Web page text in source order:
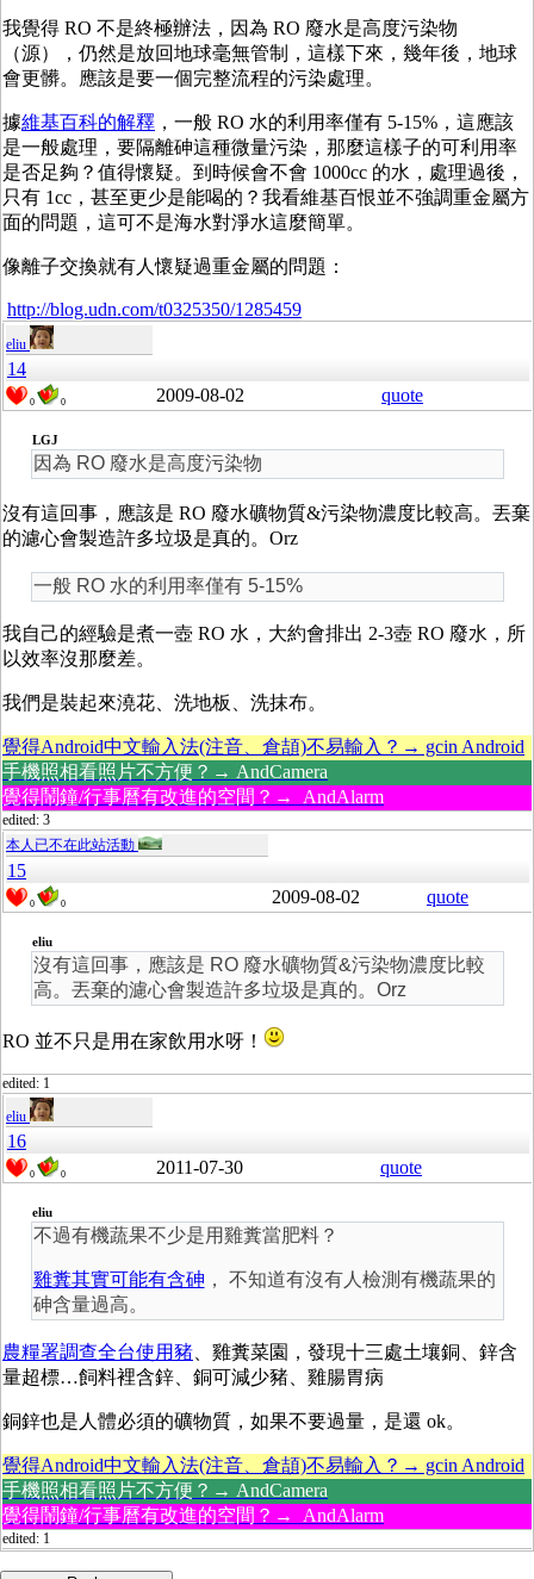
我覺得 RO 不是終極辦法，因為 RO 廢水是高度污染物
（源），仍然是放回地球毫無管制，這樣下來，幾年後，地球
會更髒。應該是要一個完整流程的污染處理。
據維基百科的解釋 ，一般 RO 水的利用率僅有 5-15%，這應該
是一般處理，要隔離砷這種微量污染，那麼這樣子的可利用率
是否足夠？值得懷疑。到時候會不會 1000cc 的水，處理過後，
只有 1cc，甚至更少是能喝的？我看維基百恨並不強調重金屬方
面的問題，這可不是海水對淨水這麼簡單。
像離子交換就有人懷疑過重金屬的問題：
http://blog.udn.com/t0325350/1285459
eliu
14
0 0 2009-08-02 quote
LGJ
因為 RO 廢水是高度污染物
沒有這回事，應該是 RO 廢水礦物質&污染物濃度比較高。丟棄
的濾心會製造許多垃圾是真的。Orz
一般 RO 水的利用率僅有 5-15%
我自己的經驗是煮一壺 RO 水，大約會排出 2-3壺 RO 廢水，所
以效率沒那麼差。
我們是裝起來澆花、洗地板、洗抹布。
覺得Android中文輸入法(注音、倉頡)不易輸入？→ gcin Android
手機照相看照片不方便？→ AndCamera
覺得鬧鐘/行事曆有改進的空間？→ AndAlarm
edited: 3
本人已不在此站活動
15
0 0 2009-08-02 quote
eliu
沒有這回事，應該是 RO 廢水礦物質&污染物濃度比較
高。丟棄的濾心會製造許多垃圾是真的。Orz
RO 並不只是用在家飲用水呀！
edited: 1
eliu
16
0 0 2011-07-30 quote
eliu
不過有機蔬果不少是用雞糞當肥料？
雞糞其實可能有含砷 ， 不知道有沒有人檢測有機蔬果的
砷含量過高。
農糧署調查全台使用豬、雞糞菜園，發現十三處土壤銅、鋅含
量超標…飼料裡含鋅、銅可減少豬、雞腸胃病
銅鋅也是人體必須的礦物質，如果不要過量，是還 ok。
覺得Android中文輸入法(注音、倉頡)不易輸入？→ gcin Android
手機照相看照片不方便？→ AndCamera
覺得鬧鐘/行事曆有改進的空間？→ AndAlarm
edited: 1